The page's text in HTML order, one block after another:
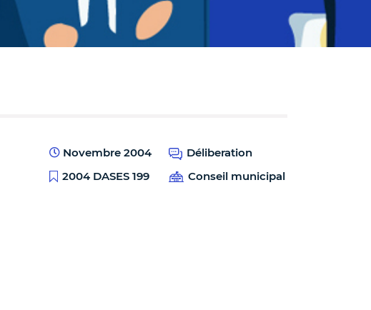
Novembre 2004
Déliberation
2004 DASES 199
Conseil municipal